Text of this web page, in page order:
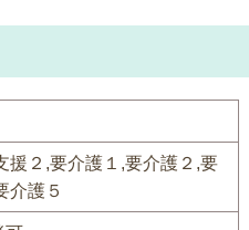
援２,要介護１,要介護２,要
介護５